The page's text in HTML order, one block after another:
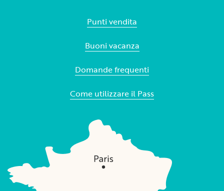
Punti vendita
Buoni vacanza
Domande frequenti
Come utilizzare il Pass